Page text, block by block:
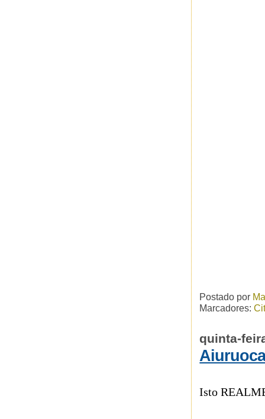
Postado por
Marcadores:
quinta-
Isto